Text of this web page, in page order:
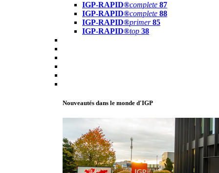
IGP-RAPID®complete 87
IGP-RAPID®complete 88
IGP-RAPID®primer 85
IGP-RAPID®top 38
Nouveautés dans le monde d'IGP